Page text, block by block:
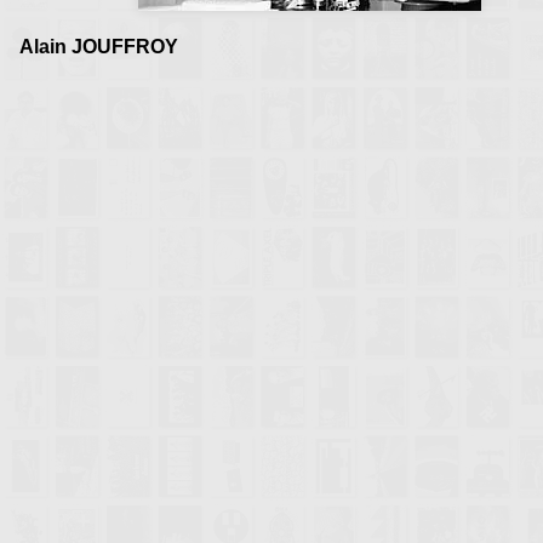
Alain JOUFFROY